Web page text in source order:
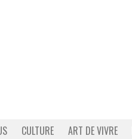
CULTURE ART DE VIVRE